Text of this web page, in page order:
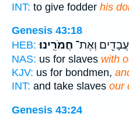
INT: to give fodder his
Genesis 43:18
HEB:
וְאֶת־ חֲמֹרֵֽינוּ׃
NAS: us for slaves with
KJV: us for bondmen,
INT: and take slaves our
Genesis 43:24